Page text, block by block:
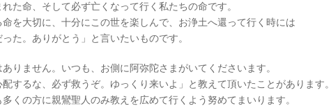
た命、そして必ず亡くなって行く私たちの命です。
を大切に、十分にこの世を楽しんで、お浄土へ還って行く時には
った。ありがとう」と言いたいものです。
りません。いつも、お側に阿弥陀さまがいてくださいます。
するな、必ず救うぞ。ゆっくり来いよ」と教えて頂いたことがあります。
くの方に親鸞聖人のみ教えを広めて行くよう努めてまいります。